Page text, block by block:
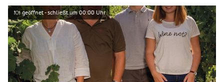
geöffnet - schließt um 00:00 Uhr